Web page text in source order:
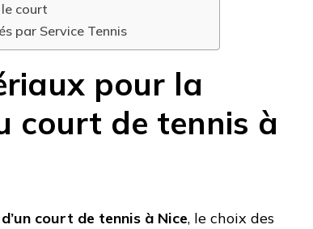
court
par Service Tennis
pour la
court de tennis à
court de tennis à Nice, le choix des